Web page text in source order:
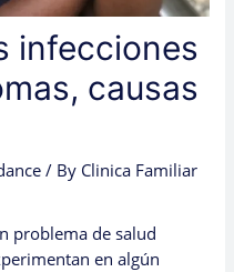
infecciones
causas
/ By Clinica Familiar
problema de salud
en algún